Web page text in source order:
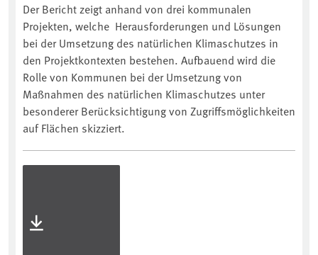
Der Bericht zeigt anhand von drei kommunalen
Projekten, welche Herausforderungen und Lösungen
bei der Umsetzung des natürlichen Klimaschutzes in
den Projektkontexten bestehen. Aufbauend wird die
Rolle von Kommunen bei der Umsetzung von
Maßnahmen des natürlichen Klimaschutzes unter
besonderer Berücksichtigung von Zugriffsmöglichkeiten
auf Flächen skizziert.